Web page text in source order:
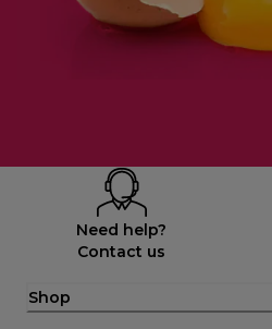
Need help?
Contact us
Shop